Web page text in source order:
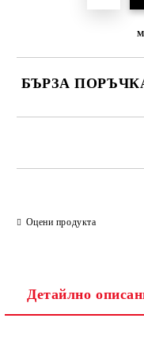
БЪРЗА
Оцени продукта
Детайлно